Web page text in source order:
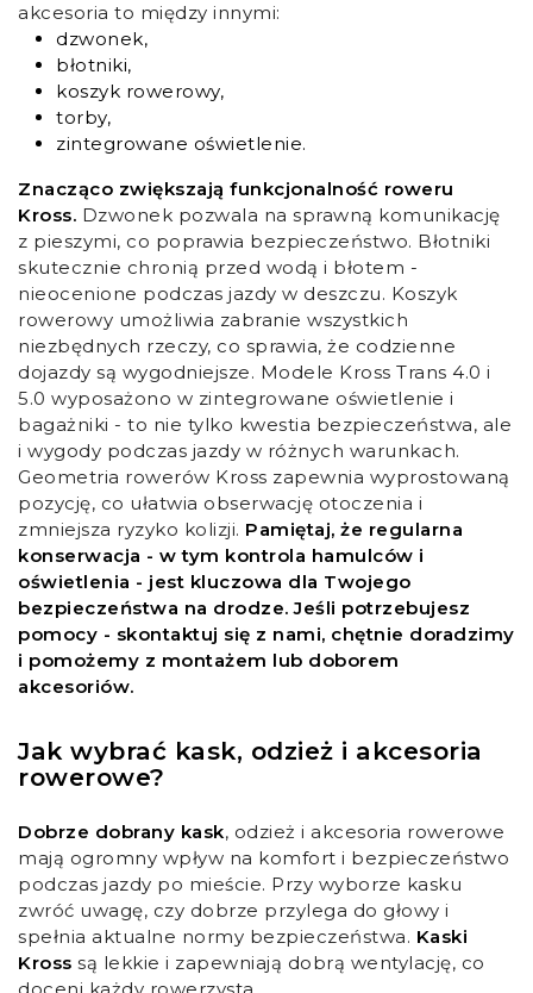
akcesoria to między innymi:
dzwonek,
błotniki,
koszyk rowerowy,
torby,
zintegrowane oświetlenie.
Znacząco zwiększają funkcjonalność roweru
Kross. Dzwonek pozwala na sprawną komunikację
z pieszymi, co poprawia bezpieczeństwo. Błotniki
skutecznie chronią przed wodą i błotem -
nieocenione podczas jazdy w deszczu. Koszyk
rowerowy umożliwia zabranie wszystkich
niezbędnych rzeczy, co sprawia, że codzienne
dojazdy są wygodniejsze. Modele Kross Trans 4.0 i
5.0 wyposażono w zintegrowane oświetlenie i
bagażniki - to nie tylko kwestia bezpieczeństwa, ale
i wygody podczas jazdy w różnych warunkach.
Geometria rowerów Kross zapewnia wyprostowaną
pozycję, co ułatwia obserwację otoczenia i
zmniejsza ryzyko kolizji. Pamiętaj, że regularna
konserwacja - w tym kontrola hamulców i
oświetlenia - jest kluczowa dla Twojego
bezpieczeństwa na drodze. Jeśli potrzebujesz
pomocy - skontaktuj się z nami, chętnie doradzimy
i pomożemy z montażem lub doborem
akcesoriów.
Jak wybrać kask, odzież i akcesoria
rowerowe?
Dobrze dobrany kask, odzież i akcesoria rowerowe
mają ogromny wpływ na komfort i bezpieczeństwo
podczas jazdy po mieście. Przy wyborze kasku
zwróć uwagę, czy dobrze przylega do głowy i
spełnia aktualne normy bezpieczeństwa. Kaski
Kross są lekkie i zapewniają dobrą wentylację, co